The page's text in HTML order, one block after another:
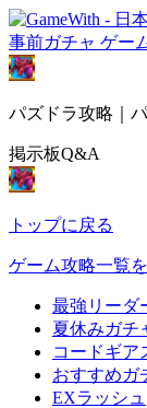
事前ガチャ ゲー
パズドラ攻略｜
掲示板Q&A
トップに戻る
ゲーム攻略一覧
最強リーダ
夏休みガチ
コードギア
おすすめガ
EXラッシュ